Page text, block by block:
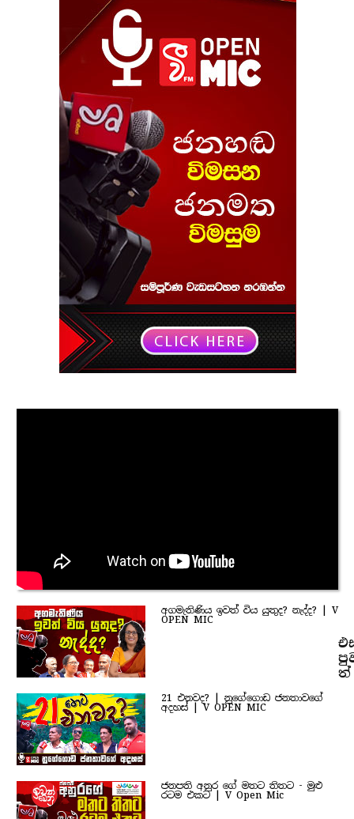
අගමැතිණිය ඉවත් විය යුතුද? නැද්ද? | V
OPEN MIC
21 එනවද? | නුගේගොඩ ජනතාවගේ
අදහස් | V OPEN MIC
ජනපති අනුර ගේ මතට තිතට - මුළු
රටම එකට | V Open Mic
ත්